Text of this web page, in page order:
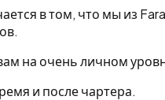
в том, что мы из
на очень личном
и после чартера.